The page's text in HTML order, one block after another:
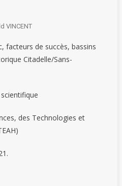
VINCENT
facteurs de succès, bassins
Citadelle/Sans-
des Technologies et